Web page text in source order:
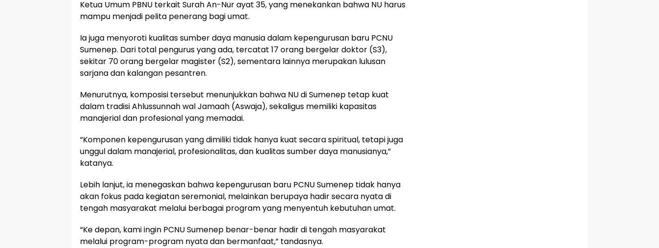
Ketua Umum PBNU terkait Surah An-Nur ayat 35, yang menekankan bahwa NU harus
mampu menjadi pelita penerang bagi umat.
Ia juga menyoroti kualitas sumber daya manusia dalam kepengurusan baru PCNU
Sumenep. Dari total pengurus yang ada, tercatat 17 orang bergelar doktor (S3),
sekitar 70 orang bergelar magister (S2), sementara lainnya merupakan lulusan
sarjana dan kalangan pesantren.
Menurutnya, komposisi tersebut menunjukkan bahwa NU di Sumenep tetap kuat
dalam tradisi Ahlussunnah wal Jamaah (Aswaja), sekaligus memiliki kapasitas
manajerial dan profesional yang memadai.
“Komponen kepengurusan yang dimiliki tidak hanya kuat secara spiritual, tetapi juga
unggul dalam manajerial, profesionalitas, dan kualitas sumber daya manusianya,”
katanya.
Lebih lanjut, ia menegaskan bahwa kepengurusan baru PCNU Sumenep tidak hanya
akan fokus pada kegiatan seremonial, melainkan berupaya hadir secara nyata di
tengah masyarakat melalui berbagai program yang menyentuh kebutuhan umat.
“Ke depan, kami ingin PCNU Sumenep benar-benar hadir di tengah masyarakat
melalui program-program nyata dan bermanfaat,” tandasnya.